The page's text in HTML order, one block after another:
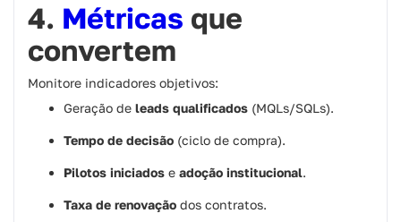
4. Métricas que
convertem
Monitore indicadores objetivos:
Geração de leads qualificados (MQLs/SQLs).
Tempo de decisão (ciclo de compra).
Pilotos iniciados e adoção institucional.
Taxa de renovação dos contratos.